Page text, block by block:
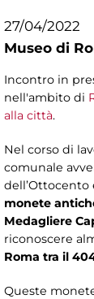
27/04/2022
Museo di
Incontro in
nell'ambito di
alla città.
Nel corso di
comunale
monete
Medagliere
riconoscere
Roma tra il
Queste